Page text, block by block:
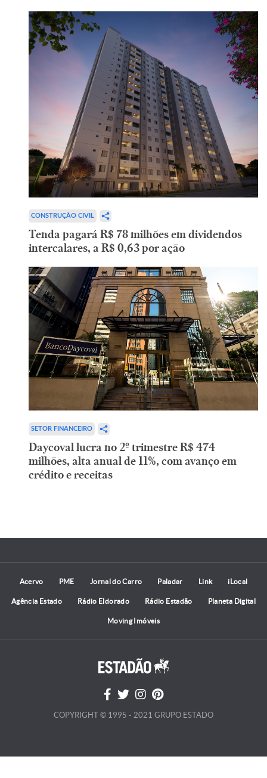
CONSTRUÇÃO CIVIL
Tenda pagará R$ 78 milhões em dividendos
intercalares, a R$ 0,63 por ação
SETOR FINANCEIRO
Daycoval lucra no 2º trimestre R$ 474
milhões, alta anual de 11%, com avanço em
crédito e receitas
Acervo PME Jornal do Carro Paladar Link iLocal
Agência Estado Rádio Eldorado Rádio Estadão Planeta Digital
Moving Imóveis
COPYRIGHT © 1995 - 2021 GRUPO ESTADO